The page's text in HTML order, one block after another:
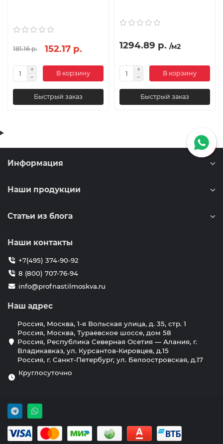
181.16 р. 152.17 р.
В корзину
Быстрый заказ
1294.89 р. /м2
В корзину
Быстрый заказ
Информация
Наши продукции
Статьи из блога
Наши контакты
+7(495) 374-90-92
8 (800) 707-76-94
info@profnastilmoskva.ru
Наш адрес
Россия, Москва, 1-я Вольская улица, д. 35, стр. 1
Россия, Москва, Тураевское шоссе, дом 58
Россия, Республика Северная Осетия — Алания, г.
Владикавказ, ул. Курсантов-Кировцев, д.15
Россия, г. Санкт-Петербург, ул. Белоостровская, д.17
Круглосуточно